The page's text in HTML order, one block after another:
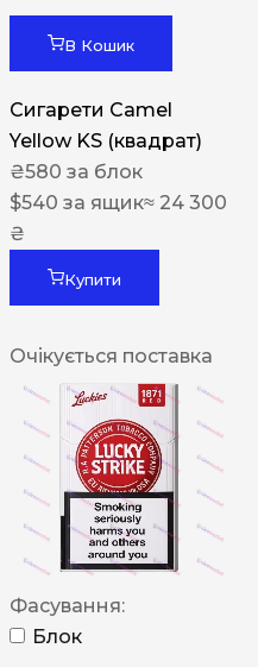
В Кошик
Сигарети Camel
Yellow KS (квадрат)
₴580 за блок
$540 за ящик≈ 24 300
₴
Купити
Очікується поставка
Фасування:
Блок